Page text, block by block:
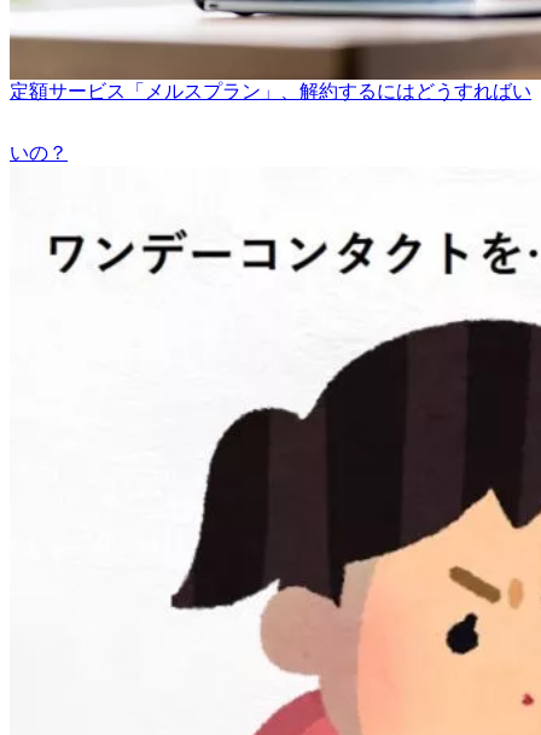
定額サービス「メルスプラン」、解約するにはどうすればい
いの？